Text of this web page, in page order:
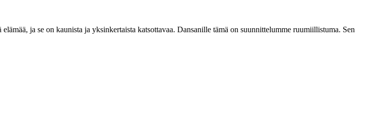
ja se on kaunista ja yksinkertaista katsottavaa. Dansanille tämä on suunnittelumme ruumiillistuma. Sen